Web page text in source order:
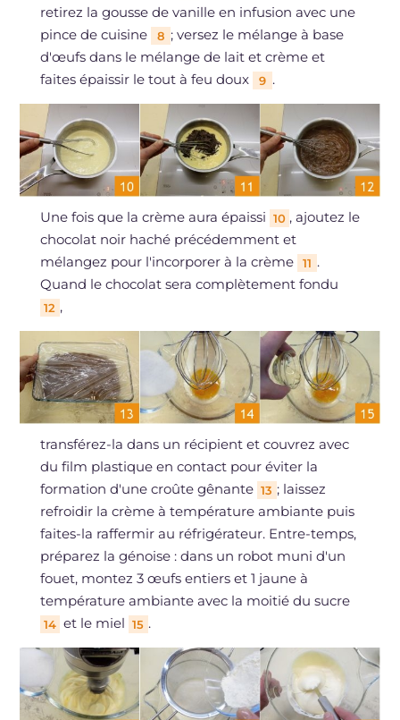
retirez la gousse de vanille en infusion avec une
pince de cuisine
8 ; versez le mélange à base
d'œufs dans le mélange de lait et crème et
faites épaissir le tout à feu doux
9 .
Une fois que la crème aura épaissi 10 , ajoutez le
chocolat noir haché précédemment et
mélangez pour l'incorporer à la crème
11 .
Quand le chocolat sera complètement fondu
12 ,
transférez-la dans un récipient et couvrez avec
du film plastique en contact pour éviter la
formation d'une croûte gênante 13 ; laissez
refroidir la crème à température ambiante puis
faites-la raffermir au réfrigérateur. Entre-temps,
préparez la génoise : dans un robot muni d'un
fouet, montez 3 œufs entiers et 1 jaune à
température ambiante avec la moitié du sucre
14 et le miel 15 .